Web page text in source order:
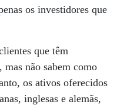
os investidores que
que têm
não sabem como
os ativos oferecidos
inglesas e alemãs,